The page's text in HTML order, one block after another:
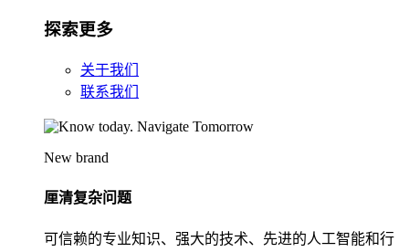
探索更多
关于我们
联系我们
New brand
厘清复杂问题
可信赖的专业知识、强大的技术、先进的人工智能和行